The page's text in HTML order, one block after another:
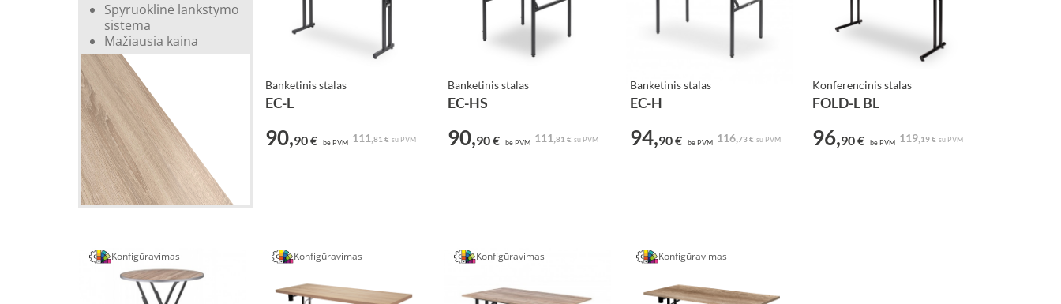
Spyruoklinė lankstymo
sistema
Mažiausia kaina
Banketinis stalas
EC-L
90,90 € be PVM 111,81 € su PVM
Banketinis stalas
EC-HS
90,90 € be PVM 111,81 € su PVM
Banketinis stalas
EC-H
94,90 € be PVM 116,73 € su PVM
Konferencinis stalas
FOLD-L BL
96,90 € be PVM 119,19 € su PVM
Konfigūravimas Konfigūravimas Konfigūravimas Konfigūravimas